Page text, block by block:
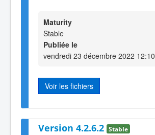
Maturity
Stable
Publiée le
vendredi 23 décembre 2022 12:10
Voir les fichiers
Version 4.2.6.2 Stable